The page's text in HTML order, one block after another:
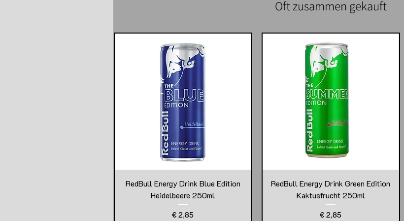
Oft zusammen gekauft
RedBull Energy Drink Blue Edition
Heidelbeere 250ml
Preis
€ 2,85
RedBull Energy Drink Green Edition
Kaktusfrucht 250ml
Preis
€ 2,85